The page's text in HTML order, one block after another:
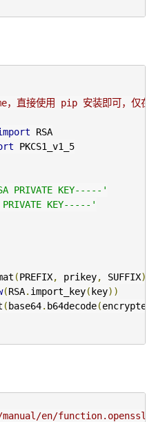
，直接使用 pip 安装即可，仅在
RSA
PKCS1_v1_5
PRIVATE KEY-----'
KEY-----'
(PREFIX, prikey, SUFFIX)
(RSA. import_key( key))
( base64. b64decode(encrypted
en/function.openssl-